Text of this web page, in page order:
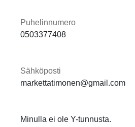
Puhelinnumero
0503377408
Sähköposti
markettatimonen@gmail.com
Minulla ei ole Y-tunnusta.